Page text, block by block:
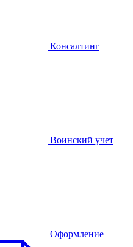
Консалтинг
Воинский учет
Оформление